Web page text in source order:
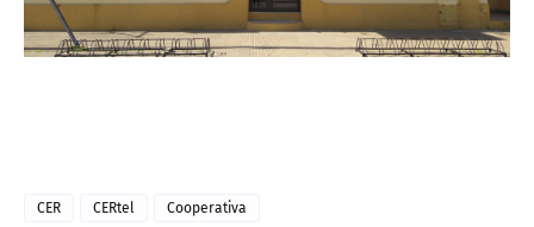
CER CERtel Cooperativa